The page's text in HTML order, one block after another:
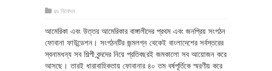
in বিনোদন
আমেরিকা এবং উত্তর আমেরিকার বাঙ্গালীদের প্রথম এবং জনপ্রিয় সংগঠন
ফোবানা ফাউন্ডেশন। সংগঠনটির জন্মলগ্ন থেকেই বাংলাদেশের সর্বস্তরের
স্বনামধন্য সব শিল্পী বৃন্দদের নিয়ে প্রতিবছরই জমকালো সব আয়োজন করে
আসছে। তারই ধারাবাহিকতায় ফোবানার ৪০ তম বর্ষপূর্তিকে স্মরণীয় করে